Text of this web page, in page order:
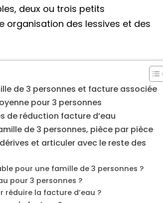
deux ou trois petits
organisation des lessives et des
de 3 personnes et facture associée
pour 3 personnes
de réduction facture d’eau
de 3 personnes, pièce par pièce
et articuler avec le reste des
pour une famille de 3 personnes ?
pour 3 personnes ?
réduire la facture d’eau ?